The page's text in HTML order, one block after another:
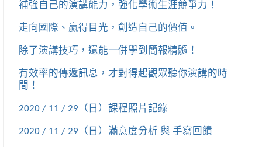
補強自己的演講能力，強化學術生涯競爭力！
走向國際、贏得目光，創造自己的價值。
除了演講技巧，還能一併學到簡報精髓！
有效率的傳遞訊息，才對得起觀眾聽你演講的時
間！
2020 / 11 / 29（日）課程照片記錄
2020 / 11 / 29（日）滿意度分析 與 手寫回饋